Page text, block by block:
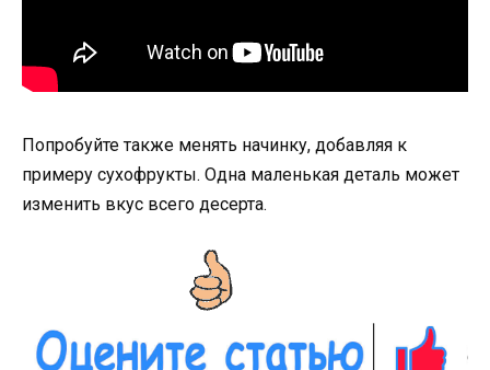
Попробуйте также менять начинку, добавляя к
примеру сухофрукты. Одна маленькая деталь может
изменить вкус всего десерта.